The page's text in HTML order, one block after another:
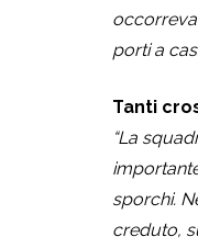
occorreva
porti a
Tanti
“La
sporchi.
creduto,